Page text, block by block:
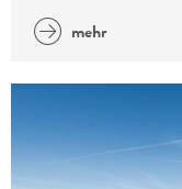
mehr